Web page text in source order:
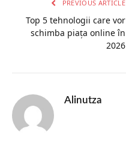
PREVIOUS ARTICLE
Top 5 tehnologii care vor
schimba piața online în
2026
Alinutza